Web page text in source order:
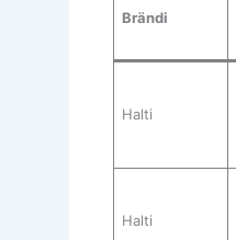
Brändi
Halti
Halti